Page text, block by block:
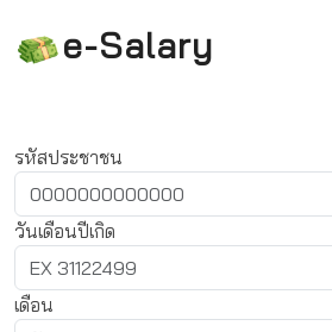
e-Salary
รหัสประชาชน
วันเดือนปีเกิด
เดือน